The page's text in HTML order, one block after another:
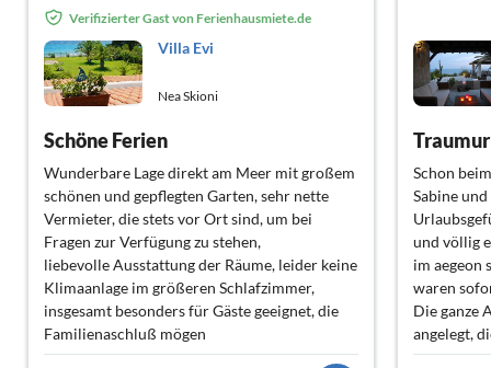
Verifizierter Gast von Ferienhausmiete.de
Villa Evi
Nea Skioni
Schöne Ferien
Wunderbare Lage direkt am Meer mit großem
schönen und gepflegten Garten, sehr nette
Vermieter, die stets vor Ort sind, um bei
Fragen zur Verfügung zu stehen,
liebevolle Ausstattung der Räume, leider keine
Klimaanlage im größeren Schlafzimmer,
insgesamt besonders für Gäste geeignet, die
Familienaschluß mögen
Schon
Sabine
und völlig
im aegeon
waren
Die ganze
angelegt,
zuviel,